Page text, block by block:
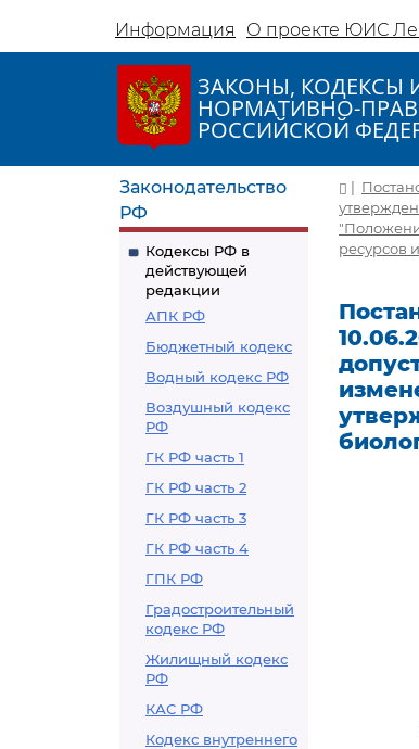
Информация О проекте ЮИС
ЗАКОНЫ, КОДЕКСЫ
НОРМАТИВНО-
РОССИЙСКОЙ
Законодательство
РФ
Кодексы РФ в
действующей
редакции
АПК РФ
Бюджетный кодекс
Водный кодекс РФ
Воздушный кодекс
РФ
ГК РФ часть 1
ГК РФ часть 2
ГК РФ часть 3
ГК РФ часть 4
ГПК РФ
Градостроительный
кодекс РФ
Жилищный кодекс
РФ
КАС РФ
Кодекс внутреннего
|
ресурсов